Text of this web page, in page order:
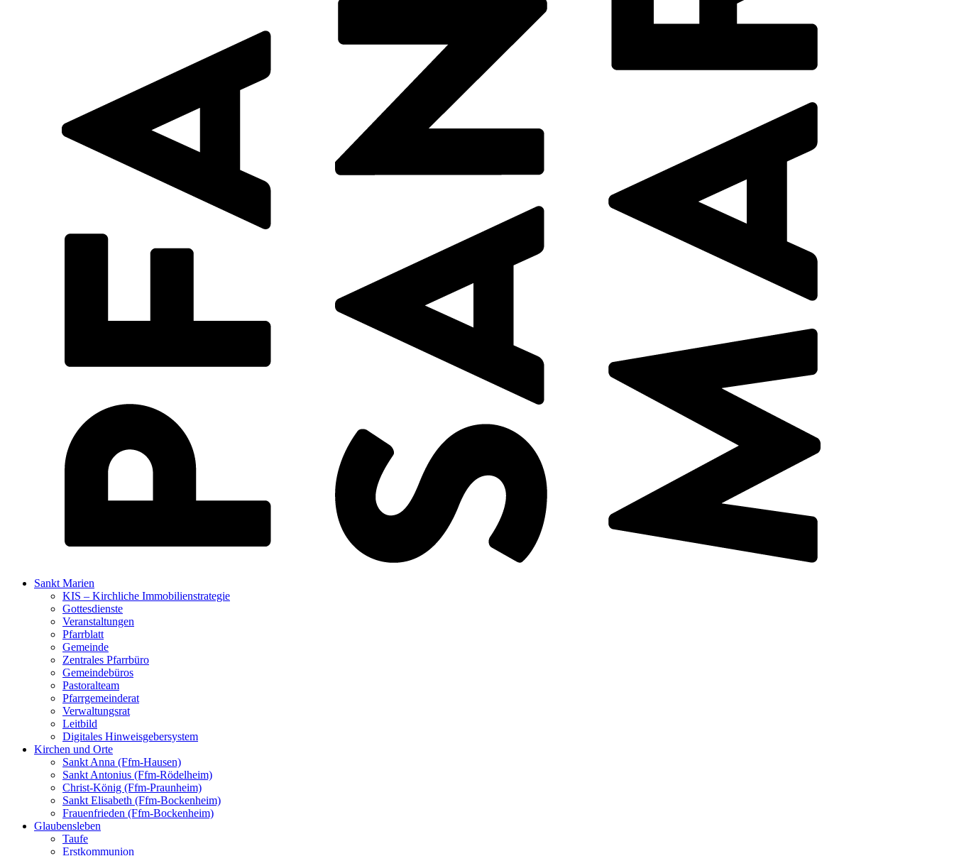
Sankt Marien
KIS – Kirchliche Immobilienstrategie
Gottesdienste
Veranstaltungen
Pfarrblatt
Gemeinde
Zentrales Pfarrbüro
Gemeindebüros
Pastoralteam
Pfarrgemeinderat
Verwaltungsrat
Leitbild
Digitales Hinweisgebersystem
Kirchen und Orte
Sankt Anna (Ffm-Hausen)
Sankt Antonius (Ffm-Rödelheim)
Christ-König (Ffm-Praunheim)
Sankt Elisabeth (Ffm-Bockenheim)
Frauenfrieden (Ffm-Bockenheim)
Glaubensleben
Taufe
Erstkommunion